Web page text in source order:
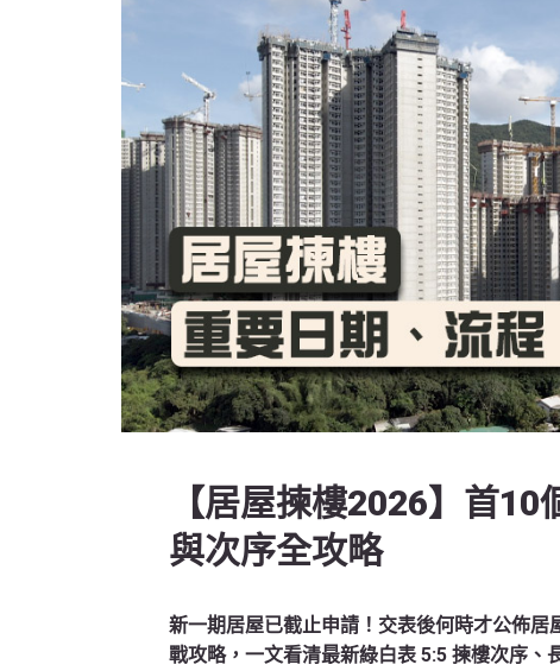
【居屋揀樓2026】首
與次序全攻略
新一期居屋已截止申請！交表後何時才公佈
戰攻略，一文看清最新綠白表 5:5 揀樓次序、